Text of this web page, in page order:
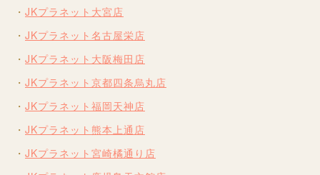
JKプラネット大宮店
JKプラネット名古屋栄店
JKプラネット大阪梅田店
JKプラネット京都四条烏丸店
JKプラネット福岡天神店
JKプラネット熊本上通店
JKプラネット宮崎橘通り店